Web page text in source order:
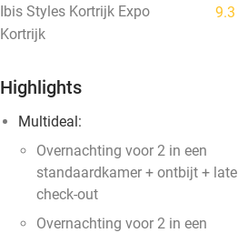
Ibis Styles Kortrijk Expo 9.3
Kortrijk
Highlights
Multideal:
Overnachting voor 2 in een
standaardkamer + ontbijt + late
check-out
Overnachting voor 2 in een